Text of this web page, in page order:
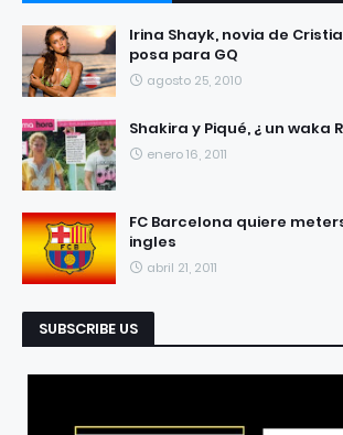
RECIENTES
Irina Shayk, novia de
posa para GQ
agosto 25, 2010
Shakira y Piqué, ¿ un waka
enero 16, 2011
FC Barcelona quiere
ingles
abril 21, 2011
SUBSCRIBE US